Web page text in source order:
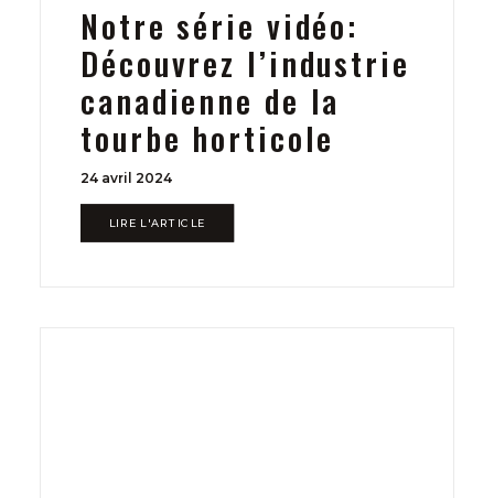
Notre série vidéo:
Découvrez l’industrie
canadienne de la
tourbe horticole
24 avril 2024
LIRE L'ARTICLE